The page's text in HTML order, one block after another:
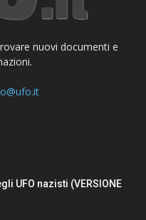
nuovi documenti e
UFO nazisti (VERSIONE